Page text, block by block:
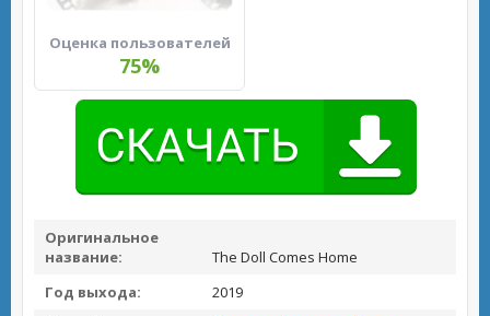
Оценка пользователей
75%
Оригинальное
название:
The Doll Comes Home
Год выхода:
2019